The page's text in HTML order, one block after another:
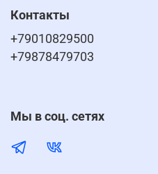
Контакты
+79010829500
+79878479703
Мы в соц. сетях